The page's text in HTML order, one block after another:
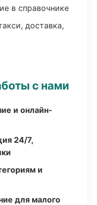
в справочнике
доставка,
с нами
и онлайн-
24/7,
и
для малого